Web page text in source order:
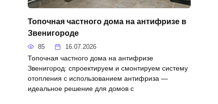
Топочная частного дома на антифризе в
Звенигороде
85 16.07.2026
Топочная частного дома на антифризе
Звенигород: спроектируем и смонтируем систему
отопления с использованием антифриза —
идеальное решение для домов с